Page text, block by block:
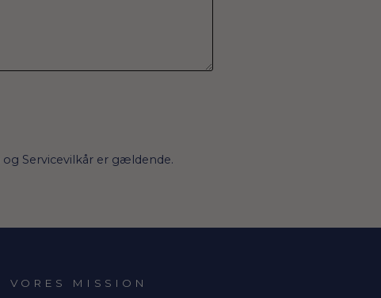
og Servicevilkår er gældende.
VORES MISSION